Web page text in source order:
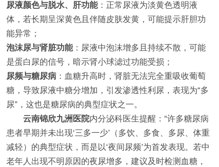
尿液颜色与脱水、肝功能：正常尿液为淡黄色透明液
体，若长期呈深黄色且伴随皮肤发黄，可能提示肝胆功
能异常；
泡沫尿与肾脏功能：尿液中泡沫增多且持续不散，可能
是蛋白尿的信号，暗示肾小球滤过功能受损；
尿频与糖尿病 ：血糖升高时，肾脏无法完全重吸收葡萄
糖，导致尿液中糖分增加，引发渗透性利尿，表现为“多
尿”，这也是糖尿病的典型症状之一。
云南锦欣九洲医院内分泌科医生提醒：“许多糖尿病
患者早期并未出现‘三多一少’（多饮、多食、多尿、体重
减轻）的典型症状，而是以‘夜间尿频’为首发表现。若中
老年人出现不明原因的夜尿增多，建议及时检测血糖，